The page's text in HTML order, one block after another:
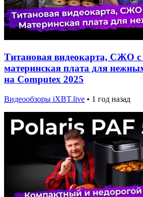
Титановая видеокарта, СЖО с
материнская плата для
на Computex 2025
Видеообзоры iXBT.live • 1 год назад